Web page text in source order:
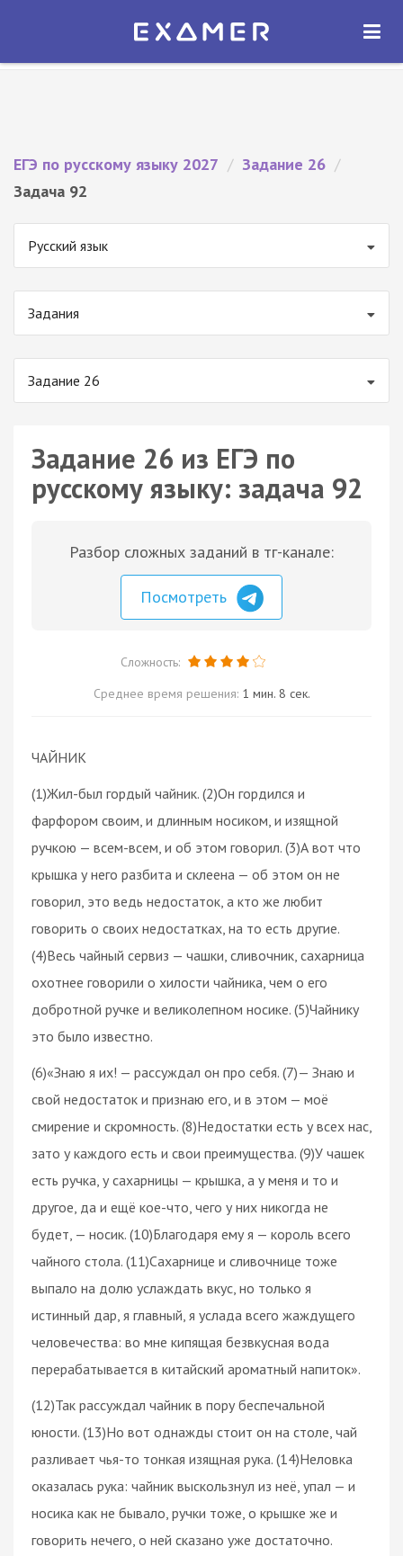
Экзамер — ЕГЭ 2027
ОТКРЫТЬ
ЕГЭ по русскому языку 2027 / Задание 26 /
Задача 92
Русский язык
Задания
Задание 26
Задание 26 из ЕГЭ по
русскому языку: задача 92
Разбор сложных заданий в тг-канале:
Посмотреть
Сложность:
Среднее время решения: 1 мин. 8 сек.
ЧАЙНИК
(1)Жил-был гордый чайник. (2)Он гордился и
фарфором своим, и длинным носиком, и изящной
ручкою — всем-всем, и об этом говорил. (3)А вот что
крышка у него разбита и склеена — об этом он не
говорил, это ведь недостаток, а кто же любит
говорить о своих недостатках, на то есть другие.
(4)Весь чайный сервиз — чашки, сливочник, сахарница
охотнее говорили о хилости чайника, чем о его
добротной ручке и великолепном носике. (5)Чайнику
это было известно.
(6)«Знаю я их! — рассуждал он про себя. (7)— Знаю и
свой недостаток и признаю его, и в этом — моё
смирение и скромность. (8)Недостатки есть у всех нас,
зато у каждого есть и свои преимущества. (9)У чашек
есть ручка, у сахарницы — крышка, а у меня и то и
другое, да и ещё кое-что, чего у них никогда не
будет, — носик. (10)Благодаря ему я — король всего
чайного стола. (11)Сахарнице и сливочнице тоже
выпало на долю услаждать вкус, но только я
истинный дар, я главный, я услада всего жаждущего
человечества: во мне кипящая безвкусная вода
перерабатывается в китайский ароматный напиток».
(12)Так рассуждал чайник в пору беспечальной
юности. (13)Но вот однажды стоит он на столе, чай
разливает чья-то тонкая изящная рука. (14)Неловка
оказалась рука: чайник выскользнул из неё, упал — и
носика как не бывало, ручки тоже, о крышке же и
говорить нечего, о ней сказано уже достаточно.